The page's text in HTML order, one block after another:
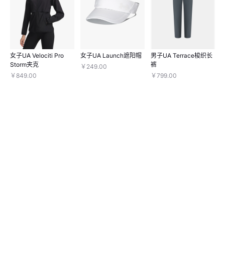
女子UA Velociti Pro
Storm夹克
￥849.00
女子UA Launch遮阳帽
￥249.00
男子UA Terrace梭织长
裤
￥799.00